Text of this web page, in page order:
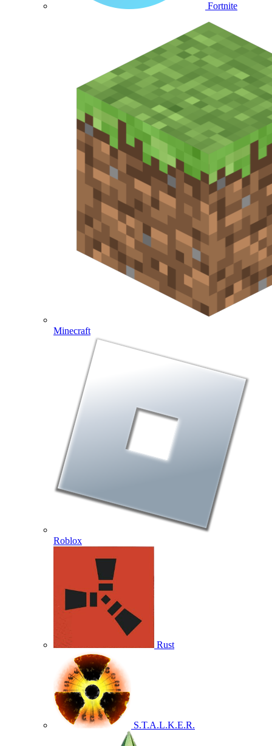
Fortnite
Minecraft
Roblox
Rust
S.T.A.L.K.E.R.